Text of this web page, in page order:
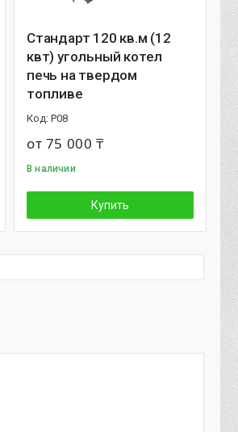
Стандарт 120 кв.м (12
квт) угольный котел
печь на твердом
топливе
P08
от 75 000 ₸
В наличии
Купить